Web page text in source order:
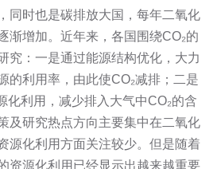
同时也是碳排放大国，每年二氧化
渐增加。近年来，各国围绕CO₂的
究：一是通过能源结构优化，大力
的利用率，由此使CO₂减排；二是
化利用，减少排入大气中CO₂的含
及研究热点方向主要集中在二氧化
源化利用方面关注较少。但是随着
资源化利用已经显示出越来越重要